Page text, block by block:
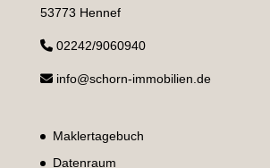
53773 Hennef
02242/9060940
info@schorn-immobilien.de
Maklertagebuch
Datenraum